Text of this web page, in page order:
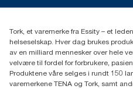
(+47) 22 70 62 00
Fredrik Selmers vei 6
0603 OSLO
Tork, et varemerke fra Essity – et
helseselskap. Hver dag brukes
av en milliard mennesker over hele
velvære til fordel for forbrukere,
Produktene våre selges i rundt 150
varemerkene TENA og Tork, samt